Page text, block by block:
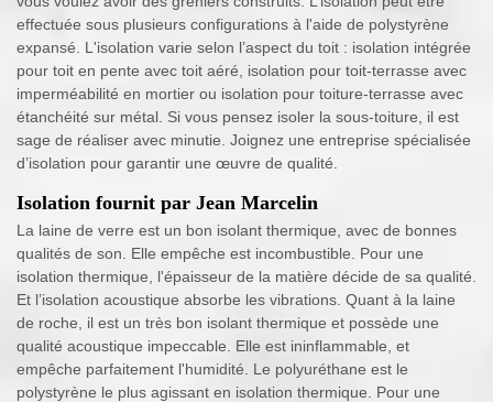
effectuée sous plusieurs configurations à l'aide de polystyrène
expansé. L'isolation varie selon l’aspect du toit : isolation intégrée
pour toit en pente avec toit aéré, isolation pour toit-terrasse avec
imperméabilité en mortier ou isolation pour toiture-terrasse avec
étanchéité sur métal. Si vous pensez isoler la sous-toiture, il est
sage de réaliser avec minutie. Joignez une entreprise spécialisée
d’isolation pour garantir une œuvre de qualité.
Isolation fournit par Jean Marcelin
La laine de verre est un bon isolant thermique, avec de bonnes
qualités de son. Elle empêche est incombustible. Pour une
isolation thermique, l'épaisseur de la matière décide de sa qualité.
Et l’isolation acoustique absorbe les vibrations. Quant à la laine
de roche, il est un très bon isolant thermique et possède une
qualité acoustique impeccable. Elle est ininflammable, et
empêche parfaitement l'humidité. Le polyuréthane est le
polystyrène le plus agissant en isolation thermique. Pour une